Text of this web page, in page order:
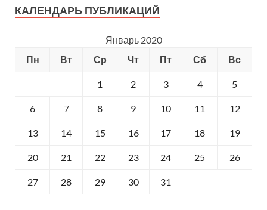
КАЛЕНДАРЬ ПУБЛИКАЦИЙ
Январь 2020
Пн
Вт Ср Чт Пт Сб Вс
1 2 3 4 5
6 7 8 9 10 11 12
13 14 15 16 17 18 19
20 21 22 23 24 25 26
27 28 29 30 31